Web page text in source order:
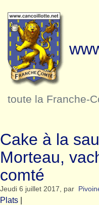
toute la Franche-
Cake à la
Morteau,
comté
Jeudi 6 juillet 2017, par
Plats